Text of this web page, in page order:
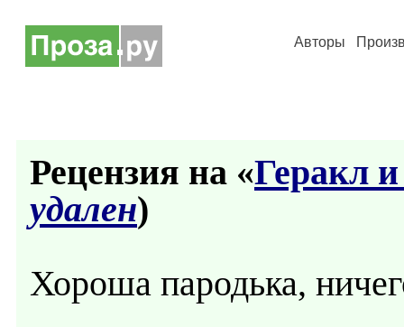
Авторы
Рецензия на «Геракл
удален)
Хороша пародька,